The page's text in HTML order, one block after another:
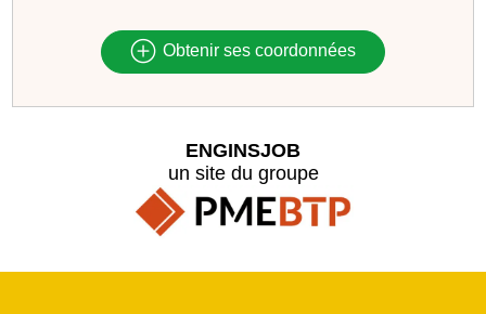
Obtenir ses coordonnées
ENGINSJOB
un site du groupe